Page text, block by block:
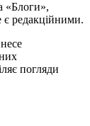
«Блоги»,
є редакційними.
погляди